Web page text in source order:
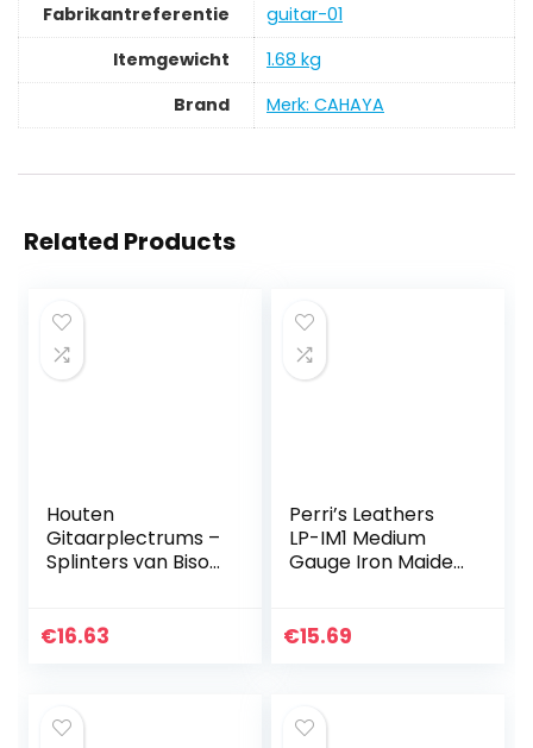
Fabrikantreferentie
‎guitar-01
Itemgewicht
‎1.68 kg
Brand
Merk: CAHAYA
Related Products
Houten
Gitaarplectrums –
Splinters van Bison
€16.63
Perri’s Leathers
LP-IM1 Medium
Gauge Iron Maiden
€15.69